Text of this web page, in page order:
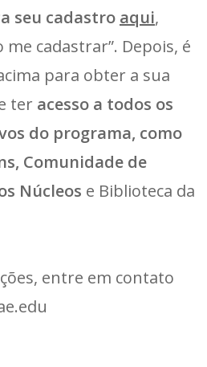
seu cadastro aqui,
me cadastrar”. Depois, é
para obter a sua
ter acesso a todos os
do programa, como
Comunidade de
Núcleos e Biblioteca da
entre em contato